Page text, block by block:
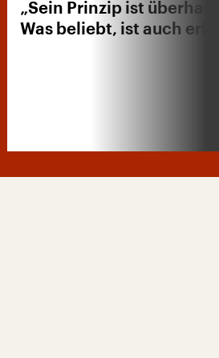
„Sein Prinzip ist
Was beliebt, ist auch